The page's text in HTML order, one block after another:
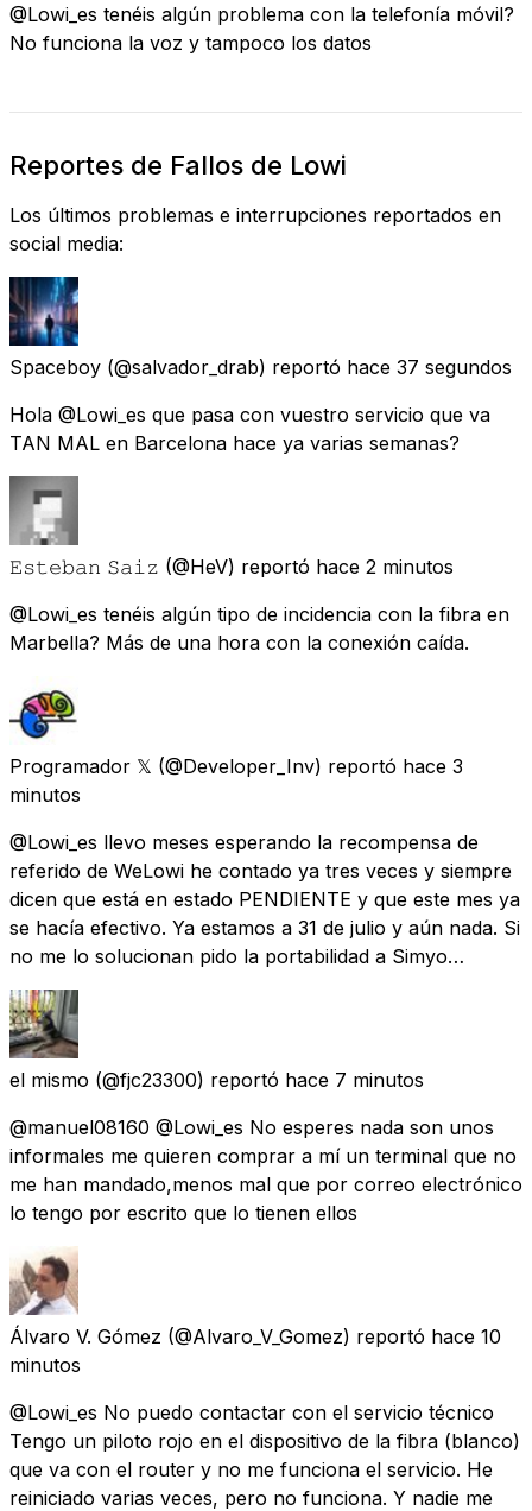
@Lowi_es tenéis algún problema con la telefonía móvil?
No funciona la voz y tampoco los datos
Reportes de Fallos de Lowi
Los últimos problemas e interrupciones reportados en
social media:
Spaceboy (@salvador_drab) reportó hace 37 segundos
Hola @Lowi_es que pasa con vuestro servicio que va
TAN MAL en Barcelona hace ya varias semanas?
𝙴𝚜𝚝𝚎𝚋𝚊𝚗 𝚂𝚊𝚒𝚣 (@HeV) reportó hace 2 minutos
@Lowi_es tenéis algún tipo de incidencia con la fibra en
Marbella? Más de una hora con la conexión caída.
Programador 𝕏 (@Developer_Inv) reportó hace 3
minutos
@Lowi_es llevo meses esperando la recompensa de
referido de WeLowi he contado ya tres veces y siempre
dicen que está en estado PENDIENTE y que este mes ya
se hacía efectivo. Ya estamos a 31 de julio y aún nada. Si
no me lo solucionan pido la portabilidad a Simyo…
el mismo (@fjc23300) reportó hace 7 minutos
@manuel08160 @Lowi_es No esperes nada son unos
informales me quieren comprar a mí un terminal que no
me han mandado,menos mal que por correo electrónico
lo tengo por escrito que lo tienen ellos
Álvaro V. Gómez (@Alvaro_V_Gomez) reportó hace 10
minutos
@Lowi_es No puedo contactar con el servicio técnico
Tengo un piloto rojo en el dispositivo de la fibra (blanco)
que va con el router y no me funciona el servicio. He
reiniciado varias veces, pero no funciona. Y nadie me